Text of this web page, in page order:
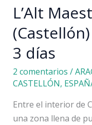
L’Alt
3 días
2 comentarios /
CASTELLÓN,
Entre el interior de
una zona llena de